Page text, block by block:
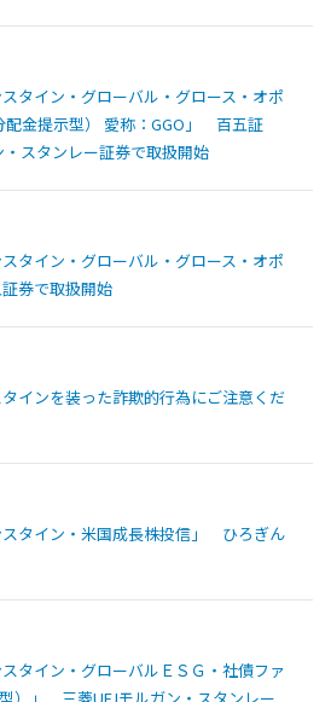
スタイン・グローバル・グロース・オポ
配金提示型） 愛称：GGO」 百五証
スタンレー証券で取扱開始
スタイン・グローバル・グロース・オポ
券で取扱開始
インを装った詐欺的行為にご注意くだ
スタイン・米国成長株投信」 ひろぎん
スタイン・グローバルＥＳＧ・社債ファ